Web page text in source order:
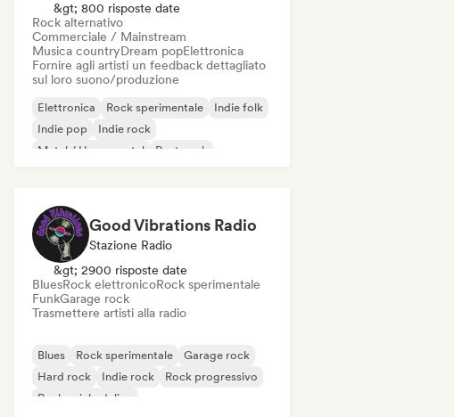
&gt; 800 risposte date
Rock alternativo
Commerciale / Mainstream
Musica countryDream popElettronica
Fornire agli artisti un feedback dettagliato
sul loro suono/produzione
Elettronica Rock sperimentale
Indie folk
Indie pop
Indie rock
Metal / Heavy metal
Post punk
Good Vibrations Radio
Stazione Radio
&gt; 2900 risposte date
BluesRock elettronicoRock sperimentale
FunkGarage rock
Trasmettere artisti alla radio
Blues Rock sperimentale
Garage rock
Hard rock
Indie rock
Rock progressivo
Rock psichedelico